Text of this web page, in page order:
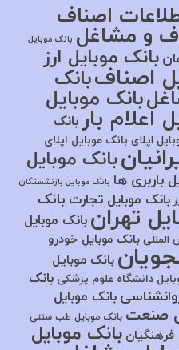
اصناف
و مشاغل بانک موبایل
بانک موبایل ارز
اصنافبانک
بانک موبایل
اعلام باربانک
اپلای بانک موبایل اپلای
بانک موبایل
باربری ها بانک موبایل بازنشستگان
بانک موبایل تجارت بانک
تهران بانک موبایل
المللی بانک موبایل خودرو
بانک موبایل
دانشگاه علوم پزشکی بانک
بانک موبایل
صنعت بانک موبایل طب سنتی
فرهنگیان بانک موبایل